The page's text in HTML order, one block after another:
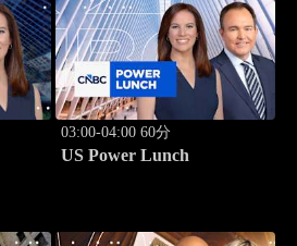
03:00-04:00 60分
US Power Lunch